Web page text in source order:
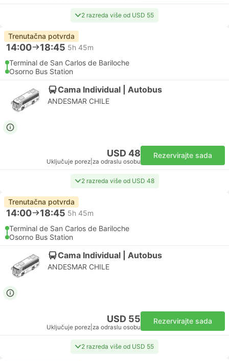
2 razreda više od USD 55
Trenutačna potvrda
14:00 18:45 5h 45m
Terminal de San Carlos de Bariloche
Osorno Bus Station
Cama Individual | Autobus
ANDESMAR CHILE
USD 48
Uključuje porez za odraslu osobu
Rezervirajte sada
2 razreda više od USD 48
Trenutačna potvrda
14:00 18:45 5h 45m
Terminal de San Carlos de Bariloche
Osorno Bus Station
Cama Individual | Autobus
ANDESMAR CHILE
USD 55
Uključuje porez za odraslu osobu
Rezervirajte sada
2 razreda više od USD 55